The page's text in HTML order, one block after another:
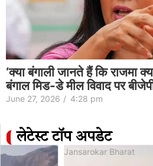
‘क्या बंगाली जानते हैं कि राजमा
बंगाल मिड-डे मील विवाद पर
June 27, 2026 / 4:28 pm
लेटेस्ट टॉप अपडेट
Jansarokar Bharat